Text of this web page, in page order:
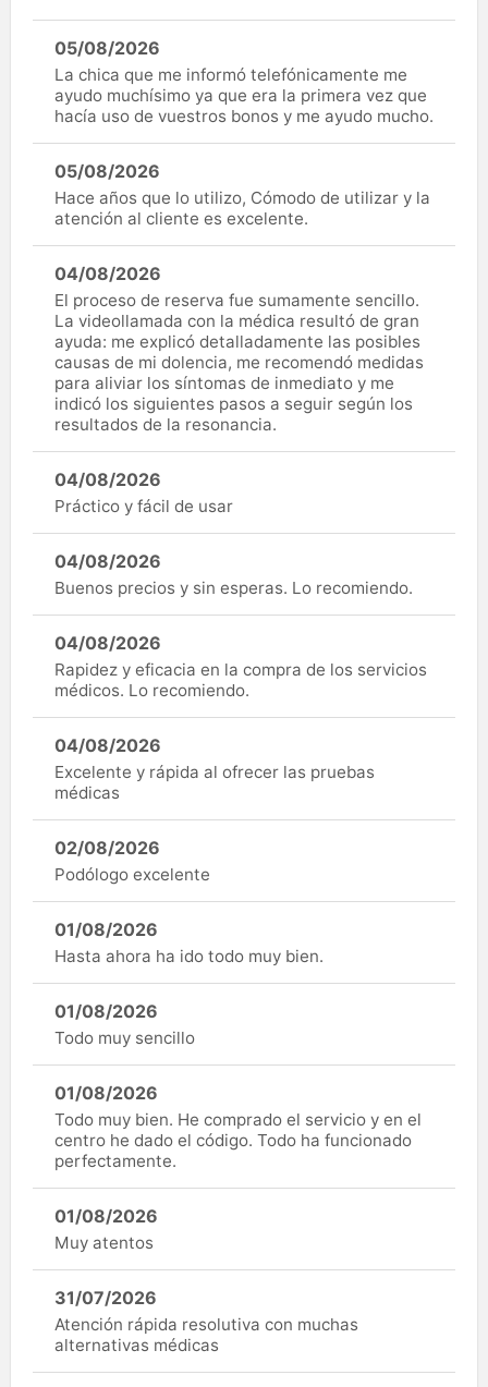
05/08/2026
La chica que me informó telefónicamente me
ayudo muchísimo ya que era la primera vez que
hacía uso de vuestros bonos y me ayudo mucho.
05/08/2026
Hace años que lo utilizo, Cómodo de utilizar y la
atención al cliente es excelente.
04/08/2026
El proceso de reserva fue sumamente sencillo.
La videollamada con la médica resultó de gran
ayuda: me explicó detalladamente las posibles
causas de mi dolencia, me recomendó medidas
para aliviar los síntomas de inmediato y me
indicó los siguientes pasos a seguir según los
resultados de la resonancia.
04/08/2026
Práctico y fácil de usar
04/08/2026
Buenos precios y sin esperas. Lo recomiendo.
04/08/2026
Rapidez y eficacia en la compra de los servicios
médicos. Lo recomiendo.
04/08/2026
Excelente y rápida al ofrecer las pruebas
médicas
02/08/2026
Podólogo excelente
01/08/2026
Hasta ahora ha ido todo muy bien.
01/08/2026
Todo muy sencillo
01/08/2026
Todo muy bien. He comprado el servicio y en el
centro he dado el código. Todo ha funcionado
perfectamente.
01/08/2026
Muy atentos
31/07/2026
Atención rápida resolutiva con muchas
alternativas médicas